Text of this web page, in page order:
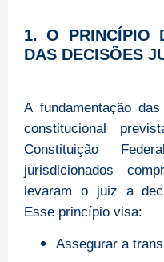
1. O PRINCÍPIO
DAS DECISÕES
A fundamentação
constitucional
Constituição
jurisdicionados
levaram o juiz a
Esse princípio visa:
Assegurar a